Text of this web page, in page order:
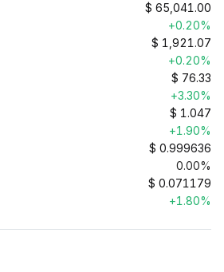
$ 65,041.00
+0.20%
$ 1,921.07
+0.20%
$ 76.33
+3.30%
$ 1.047
+1.90%
$ 0.999636
0.00%
$ 0.071179
+1.80%